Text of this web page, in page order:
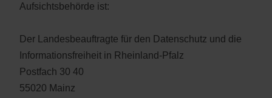
Aufsichtsbehörde ist:
Der Landesbeauftragte für den Datenschutz und die
Informationsfreiheit in Rheinland-Pfalz
Postfach 30 40
55020 Mainz